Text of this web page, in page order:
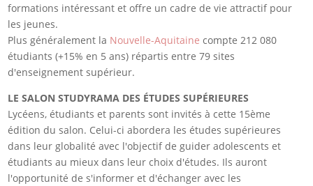
formations intéressant et offre un cadre de vie attractif pour
les jeunes.
Plus généralement la Nouvelle-Aquitaine compte 212 080
étudiants (+15% en 5 ans) répartis entre 79 sites
d'enseignement supérieur.
LE SALON STUDYRAMA DES ÉTUDES SUPÉRIEURES
Lycéens, étudiants et parents sont invités à cette 15ème
édition du salon. Celui-ci abordera les études supérieures
dans leur globalité avec l'objectif de guider adolescents et
étudiants au mieux dans leur choix d'études. Ils auront
l'opportunité de s'informer et d'échanger avec les